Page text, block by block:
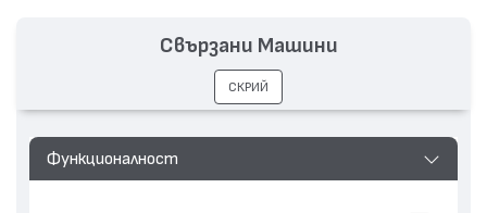
Функционалност
Свързани Машини
СКРИЙ